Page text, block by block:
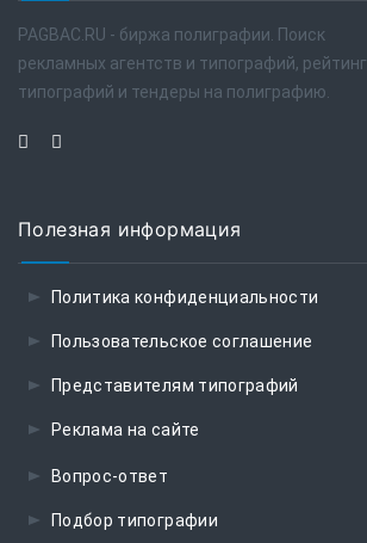
PAGBAC.RU - биржа полиграфии. Поиск
рекламных агентств и типографий, рейтинг
типографий и тендеры на полиграфию.
Полезная информация
Политика конфиденциальности
Пользовательское соглашение
Представителям типографий
Реклама на сайте
Вопрос-ответ
Подбор типографии